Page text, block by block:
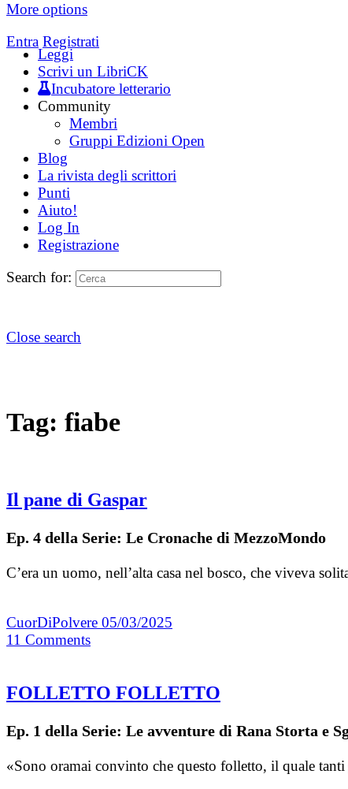
More options
Entra Registrati
Leggi
Scrivi un LibriCK
Incubatore letterario
Community
Membri
Gruppi Edizioni Open
Blog
La rivista degli scrittori
Punti
Aiuto!
Log In
Registrazione
Search for:
Close search
Tag: fiabe
Il pane di Gaspar
Ep. 4 della Serie: Le Cronache di MezzoMondo
C’era un uomo, nell’alta casa nel bosco, che viveva
CuorDiPolvere 05/03/2025
11 Comments
FOLLETTO FOLLETTO
Ep. 1 della Serie: Le avventure di Rana Storta e
«Sono oramai convinto che questo folletto, il quale